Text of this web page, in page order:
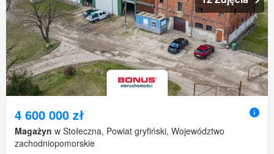
4 600 000 zł
Magażyn w Stołeczna, Powiat gryfiński, Województwo
zachodniopomorskie